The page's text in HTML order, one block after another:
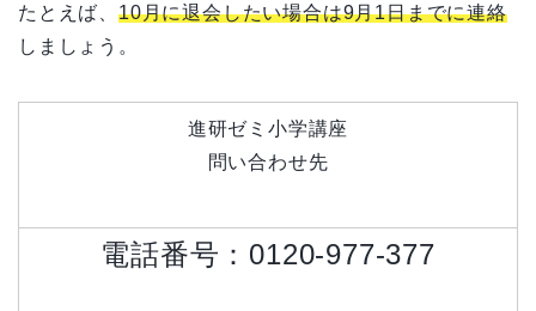
たとえば、 10月に退会したい場合は9月1日までに連絡
しましょう。
進研ゼミ小学講座
問い合わせ先
電話番号：0120-977-377